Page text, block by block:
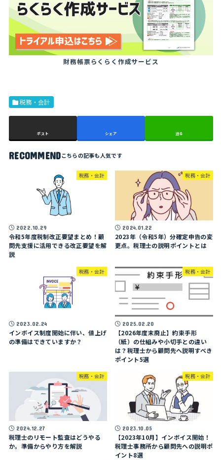
財務帳票らくらく作成サービス
税務・会計
ポスト シェア 送る
RECOMMEND
税務・会計
2022.10.29
令和5年度税制改正要望まとめ！顧
問先支援に活用できる改正要望を解
説
税務・会計
2024.01.22
2023年（令和5年）分確定申告の変
更点。税理士の説明ポイントとは
税務・会計
2023.02.24
インボイス制度開始に伴い、値上げ
の準備はできていますか？
税務・会計
2025.02.20
【2026年度末廃止】約束手形
（紙）の仕組みや小切手との違い
は？税理士から顧問先へ説明すべき
ポイント5選
税務・会計
2024.12.27
税理士のリモート監査はどうやる
か。準備からやり方を解説
税務・会計
2023.10.05
【2023年10月】インボイス開始！
税理士事務所から顧問先への説明ポ
イント8選